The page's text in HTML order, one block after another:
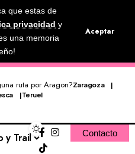
que estas de
privacidad y
una memoria
Aceptar
ruta por Aragon?Zaragoza
Teruel
y Trail Contacto